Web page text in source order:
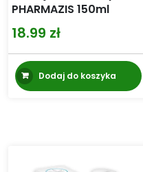
PHARMAZIS 150ml
18.99 zł
Dodaj do koszyka